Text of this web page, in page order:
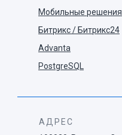
Мобильные решения
Битрикс / Битрикс24
Advanta
PostgreSQL
АДРЕС